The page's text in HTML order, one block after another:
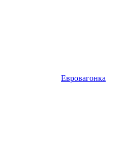
Евровагонка